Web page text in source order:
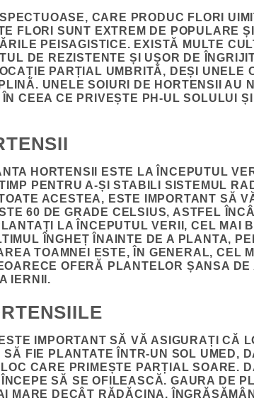
CARE PRODUC FLORI
FLORI SUNT EXTREM DE POPULARE
PEISAGISTICE. EXISTĂ MULTE
DE REZISTENTE ȘI UȘOR DE
PARȚIAL UMBRITĂ, DEȘI UNELE
UNELE SOIURI DE HORTENSII AU
CEEA CE PRIVEȘTE PH-UL SOLULUI
HORTENSII ESTE LA ÎNCEPUTUL
PENTRU A-ȘI STABILI SISTEMUL
ACESTEA, ESTE IMPORTANT SĂ
60 DE GRADE CELSIUS, ASTFEL
LA ÎNCEPUTUL VERII, CEL MAI
ÎNGHEȚ ÎNAINTE DE A PLANTA,
TOAMNEI ESTE, ÎN GENERAL, CEL
OFERĂ PLANTELOR ȘANSA DE
IERNII.
IMPORTANT SĂ VĂ ASIGURAȚI CĂ
FIE PLANTATE ÎNTR-UN SOL UMED,
CARE PRIMEȘTE PARȚIAL SOARE.
SĂ SE OFILEASCĂ. GAURA DE
MARE DECÂT RĂDĂCINA.